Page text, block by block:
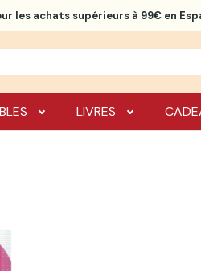
les achats supérieurs à 99€ en
LIVRES